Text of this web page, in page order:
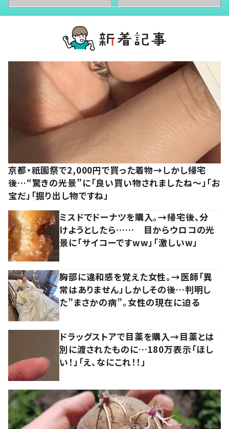
京都・祇園祭で2,000円で買った着物→しかし帰宅
後…“驚きの光景”に「良い買い物されましたね～」「お
宝だ」「掘り出し物ですね」
ミスドでドーナツを購入。→帰宅後、分
けようとしたら…… 目からウロコの光
景に「サイコーですww」「激しいw」
胸部に違和感を覚えた女性。→医師「異
常はありません」しかしその後…判明し
た”まさかの病”。女性の現在に迫る
ドラッグストアで目薬を購入→目薬とは
別に渡されたものに…180万表示「ほし
い！」「え、なにこれ！！」